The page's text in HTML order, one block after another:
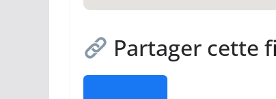
Partager cette